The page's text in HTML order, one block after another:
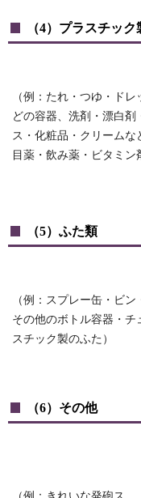
（4）プラスチッ
（例：たれ・つゆ・ド
どの容器、洗剤・漂白剤
ス・化粧品・クリームな
目薬・飲み薬・ビタミン
（5）ふた類
（例：スプレー缶・ビン
その他のボトル容器・チ
スチック製のふた）
（6）その他